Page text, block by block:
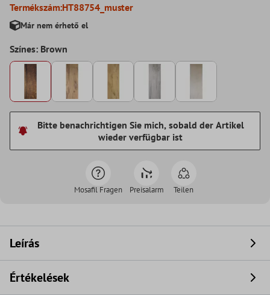
Termékszám:HT88754_muster
Már nem érhető el
Színes: Brown
Bitte benachrichtigen Sie mich, sobald der Artikel
wieder verfügbar ist
Mosafil Fragen Preisalarm Teilen
Leírás
Értékelések